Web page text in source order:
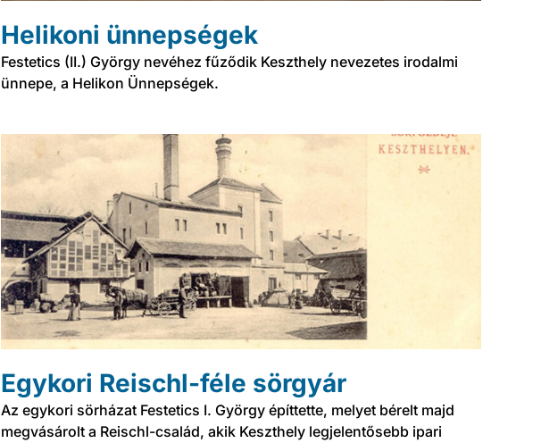
Helikoni ünnepségek
Festetics (II.) György nevéhez fűződik Keszthely nevezetes irodalmi
ünnepe, a Helikon Ünnepségek.
Egykori Reischl-féle sörgyár
Az egykori sörházat Festetics I. György építtette, melyet bérelt majd
megvásárolt a Reischl-család, akik Keszthely legjelentősebb ipari